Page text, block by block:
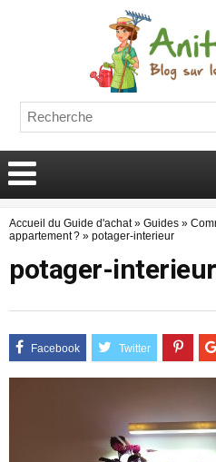
Accueil du Guide d'achat» Guides »
appartement ? » potager-interieur
potager-interieur